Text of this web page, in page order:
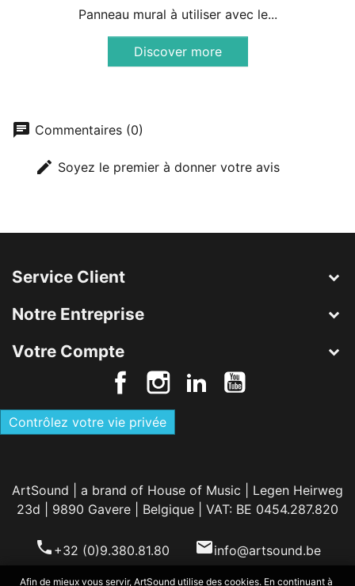
Panneau mural à utiliser avec le...
Discover more
chat Commentaires (0)
edit Soyez le premier à donner votre avis
Service Client
Notre Entreprise
Votre Compte
Contrôlez votre vie privée
ArtSound | a brand of House of Music | Legen Heirweg
23d | 9890 Gavere | Belgique | VAT: BE 0454.287.820
phone +32 (0)9.380.81.80 emailinfo@artsound.be
Afin de mieux vous servir, ArtSound utilise des cookies. En continuant à